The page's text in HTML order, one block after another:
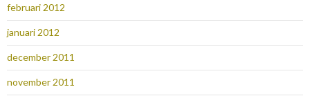
februari 2012
januari 2012
december 2011
november 2011